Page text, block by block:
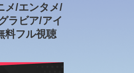
メ/エンタメ/
ラビア/アイ
料フル視聴